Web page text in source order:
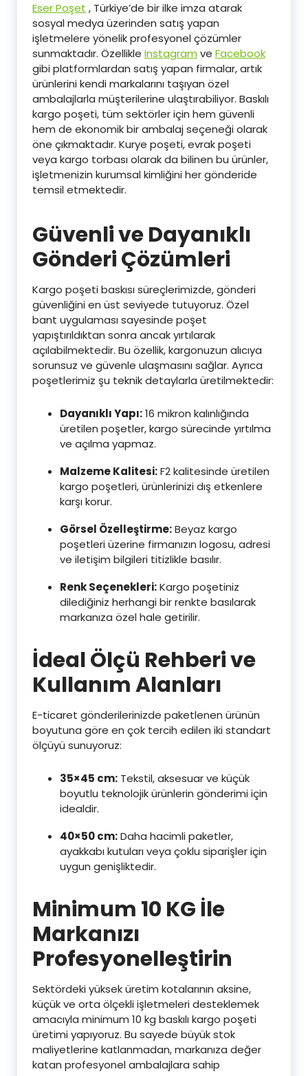
Eser Poşet , Türkiye’de bir ilke imza atarak
sosyal medya üzerinden satış yapan
işletmelere yönelik profesyonel çözümler
sunmaktadır. Özellikle Instagram ve Facebook
gibi platformlardan satış yapan firmalar, artık
ürünlerini kendi markalarını taşıyan özel
ambalajlarla müşterilerine ulaştırabiliyor. Baskılı
kargo poşeti, tüm sektörler için hem güvenli
hem de ekonomik bir ambalaj seçeneği olarak
öne çıkmaktadır. Kurye poşeti, evrak poşeti
veya kargo torbası olarak da bilinen bu ürünler,
işletmenizin kurumsal kimliğini her gönderide
temsil etmektedir.
Güvenli ve Dayanıklı
Gönderi Çözümleri
Kargo poşeti baskısı süreçlerimizde, gönderi
güvenliğini en üst seviyede tutuyoruz. Özel
bant uygulaması sayesinde poşet
yapıştırıldıktan sonra ancak yırtılarak
açılabilmektedir. Bu özellik, kargonuzun alıcıya
sorunsuz ve güvenle ulaşmasını sağlar. Ayrıca
poşetlerimiz şu teknik detaylarla üretilmektedir:
Dayanıklı Yapı:16 mikron kalınlığında
üretilen poşetler, kargo sürecinde yırtılma
ve açılma yapmaz.
Malzeme Kalitesi:F2 kalitesinde üretilen
kargo poşetleri, ürünlerinizi dış etkenlere
karşı korur.
Görsel Özelleştirme:Beyaz kargo
poşetleri üzerine firmanızın logosu, adresi
ve iletişim bilgileri titizlikle basılır.
Renk Seçenekleri:Kargo poşetiniz
dilediğiniz herhangi bir renkte basılarak
markanıza özel hale getirilir.
İdeal Ölçü Rehberi ve
Kullanım Alanları
E-ticaret gönderilerinizde paketlenen ürünün
boyutuna göre en çok tercih edilen iki standart
ölçüyü sunuyoruz:
35×45 cm: Tekstil, aksesuar ve küçük
boyutlu teknolojik ürünlerin gönderimi için
idealdir.
40×50 cm:Daha hacimli paketler,
ayakkabı kutuları veya çoklu siparişler için
uygun genişliktedir.
Minimum 10 KG İle
Markanızı
Profesyonelleştirin
Sektördeki yüksek üretim kotalarının aksine,
küçük ve orta ölçekli işletmeleri desteklemek
amacıyla minimum 10 kg baskılı kargo poşeti
üretimi yapıyoruz. Bu sayede büyük stok
maliyetlerine katlanmadan, markanıza değer
katan profesyonel ambalajlara sahip